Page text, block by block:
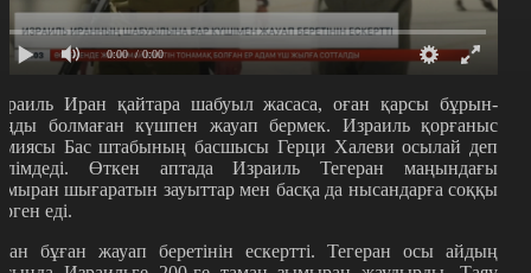
0:00 / 0:00
Иран қайтара шабуыл жасаса, оған қарсы бұрын-
болмаған күшпен жауап бермек. Израиль қорғаныс
Бас штабының басшысы Герци Халеви осылай деп
Өткен аптада Израиль Тегеран маңындағы
шығаратын зауыттар мен басқа да нысандарға соққы
еді.
бұған жауап беретінін ескертті. Тегеран осы айдың